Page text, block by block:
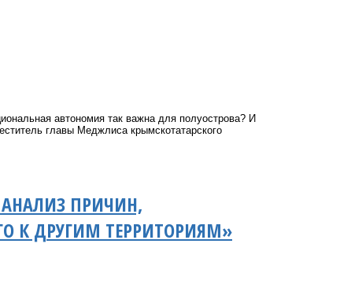
автономия так важна для полуострова? И
главы Меджлиса крымскотатарского
ПРИЧИН,
К ДРУГИМ ТЕРРИТОРИЯМ»